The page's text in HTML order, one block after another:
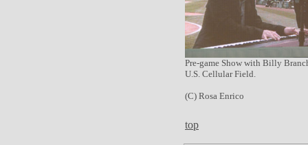
Pre-game Show with Billy
U.S. Cellular Field.
(C) Rosa Enrico
top